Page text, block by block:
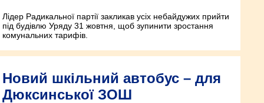
Лідер Радикальної партії закликав усіх небайдужих прийти
під будівлю Уряду 31 жовтня, щоб зупинити зростання
комунальних тарифів.
Новий шкільний автобус – для
Дюксинської ЗОШ